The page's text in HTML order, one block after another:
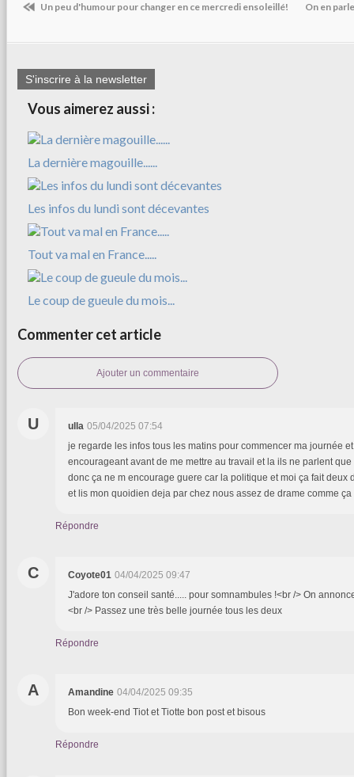
Un peu d'humour pour changer en ce mercredi ensoleillé! On en
S'inscrire à la newsletter
Vous aimerez aussi :
La dernière magouille......
Les infos du lundi sont décevantes
Tout va mal en France.....
Le coup de gueule du mois...
Commenter cet article
Ajouter un commentaire
U ulla 05/04/2025 07:54
je regarde les infos tous les matins pour commencer ma journée
encourageant avant de me mettre au travail et la ils ne parlent
donc ça ne m encourage guere car la politique et moi ça fait deux
et lis mon quoidien deja par chez nous assez de drame comme ça
Répondre
C Coyote01 04/04/2025 09:47
J'adore ton conseil santé..... pour somnambules !<br /> On
<br /> Passez une très belle journée tous les deux
Répondre
A Amandine 04/04/2025 09:35
Bon week-end Tiot et Tiotte bon post et bisous
Répondre